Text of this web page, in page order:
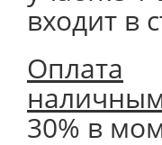
входит в
Оплата
30% в